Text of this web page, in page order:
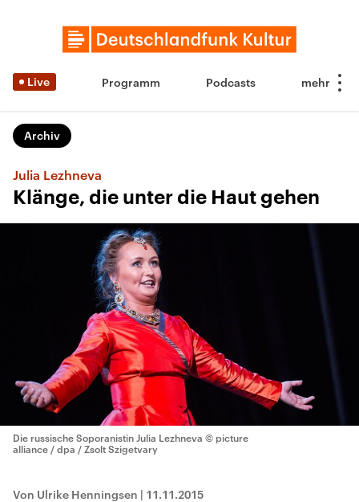
Live Programm Podcasts
Archiv
Julia Lezhneva
Klänge, die unter die Haut gehen
Die russische Soporanistin Julia Lezhneva © picture
alliance / dpa / Zsolt Szigetvary
Von Ulrike Henningsen | 11.11.2015